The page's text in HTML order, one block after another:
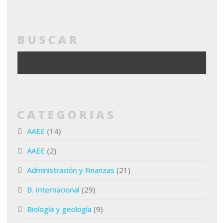
BUSCAR
CATEGORIAS
AAEE (14)
AAEE (2)
Administración y Finanzas (21)
B. Internacional (29)
Biología y geología (9)